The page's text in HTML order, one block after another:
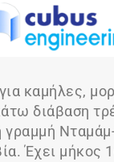
καμήλες,
διάβαση
γραμμή
Έχει μήκος